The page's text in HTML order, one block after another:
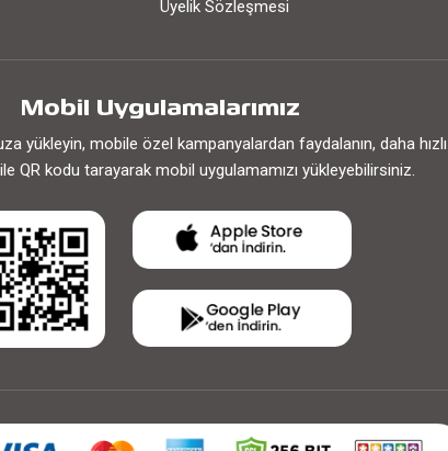
Üyelik Sözleşmesi
Mobil Uygulamalarımız
yükleyin, mobile özel kampanyalardan faydalanın, daha
QR kodu tarayarak mobil uygulamamızı yükleyebilirsiniz.